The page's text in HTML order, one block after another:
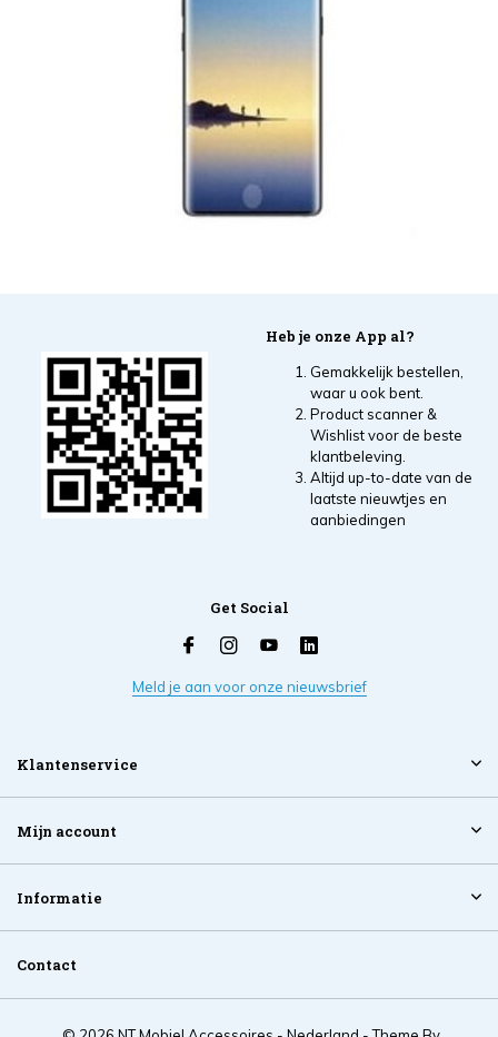
Heb je onze App al?
Gemakkelijk bestellen,
waar u ook bent.
Product scanner &
Wishlist voor de beste
klantbeleving.
Altijd up-to-date van de
laatste nieuwtjes en
aanbiedingen
Get Social
Meld je aan voor onze nieuwsbrief
Klantenservice
Mijn account
Informatie
Contact